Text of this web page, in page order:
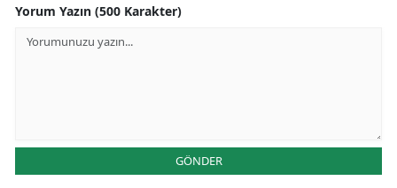
Yorum Yazın (500 Karakter)
GÖNDER